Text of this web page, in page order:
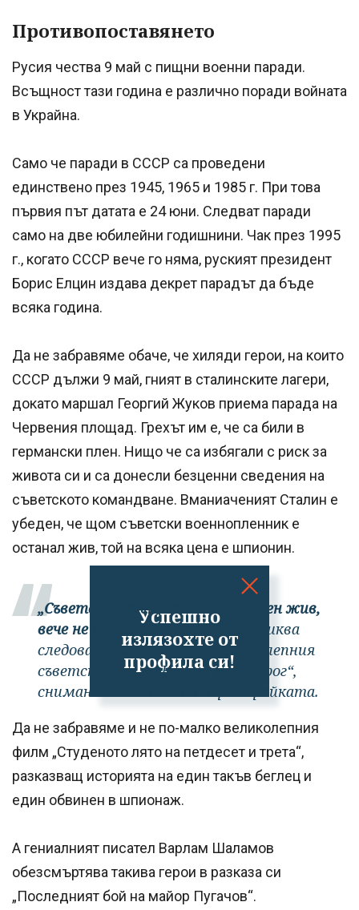
Успешно
излязохте от
профила си!
Противопоставянето
Русия чества 9 май с пищни военни паради.
Всъщност тази година е различно поради войната
в Украйна.
Само че паради в СССР са проведени
единствено през 1945, 1965 и 1985 г. При това
първия път датата е 24 юни. Следват паради
само на две юбилейни годишнини. Чак през 1995
г., когато СССР вече го няма, руският президент
Борис Елцин издава декрет парадът да бъде
всяка година.
Да не забравяме обаче, че хиляди герои, на които
СССР дължи 9 май, гният в сталинските лагери,
докато маршал Георгий Жуков приема парада на
Червения площад. Грехът им е, че са били в
германски плен. Нищо че са избягали с риск за
живота си и са донесли безценни сведения на
съветското командване. Вманиаченият Сталин е
убеден, че щом съветски военнопленник е
останал жив, той на всяка цена е шпионин.
„Съветски човек, попаднал в плен жив,
вече не е съветски човек“ , възкликва
следователят в края на великолепния
съветски филм „На лов за еднорог“,
сниман в годините на перестройката.
Да не забравяме и не по-малко великолепния
филм „Студеното лято на петдесет и трета“,
разказващ историята на един такъв беглец и
един обвинен в шпионаж.
А гениалният писател Варлам Шаламов
обезсмъртява такива герои в разказа си
„Последният бой на майор Пугачов“.